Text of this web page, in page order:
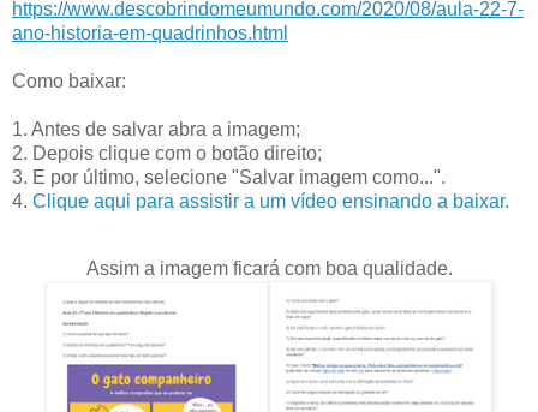
https://www.descobrindomeumundo.com/2020/08/aula-22-7-
ano-historia-em-quadrinhos.html
Como baixar:
1. Antes de salvar abra a imagem;
2. Depois clique com o botão direito;
3. E por último, selecione "Salvar imagem como...".
4. Clique aqui para assistir a um vídeo ensinando a baixar.
Assim a imagem ficará com boa qualidade.